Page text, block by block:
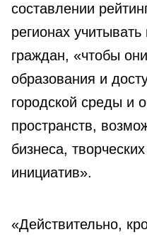
составлении
регионах
граждан, «чтобы
образования и
городской среды и
пространств,
бизнеса,
инициатив».
«Действительно,